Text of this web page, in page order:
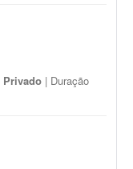
Privado | Duração